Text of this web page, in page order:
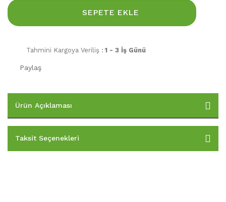
SEPETE EKLE
Tahmini Kargoya Veriliş : 1 - 3 İş Günü
Paylaş
Ürün Açıklaması
Taksit Seçenekleri